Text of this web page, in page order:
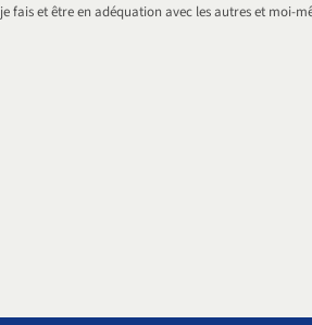
fais et être en adéquation avec les autres et moi-